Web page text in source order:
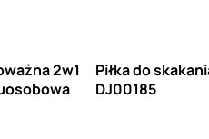
2w1
Piłka do
DJ00185